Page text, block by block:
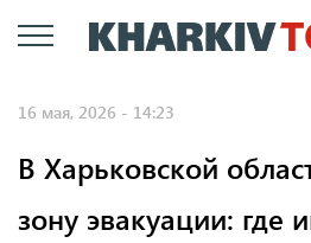
к
16 мая, 2026 - 14:23
В Харьковской
зону эвакуации: где